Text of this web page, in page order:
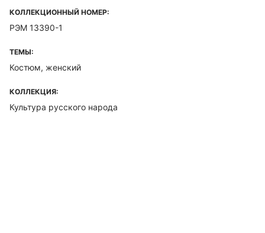
КОЛЛЕКЦИОННЫЙ НОМЕР:
РЭМ 13390-1
ТЕМЫ:
Костюм, женский
КОЛЛЕКЦИЯ:
Культура русского народа